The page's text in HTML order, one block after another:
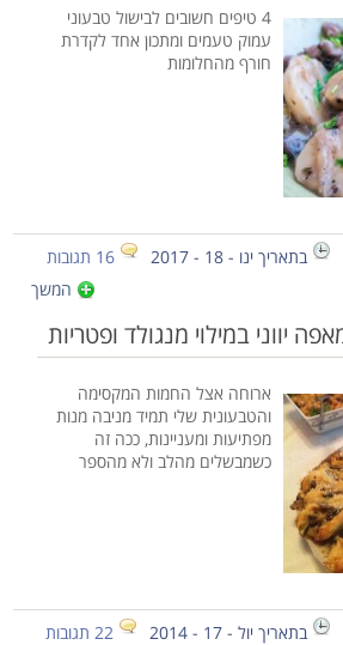
4 טיפים חשובים לבישול טבעוני
עמוק טעמים ומתכון אחד לקדרת
חורף מהחלומות
בתאריך ינו - 18 - 2017
16 תגובות
המשך
יווני במילוי מנגולד ופטריות
ארוחה אצל החמות המקסימה
והטבעונית שלי תמיד מניבה מנות
מפתיעות ומעניינות, ככה זה
כשמבשלים מהלב ולא מהספר
בתאריך יול - 17 - 2014
22 תגובות